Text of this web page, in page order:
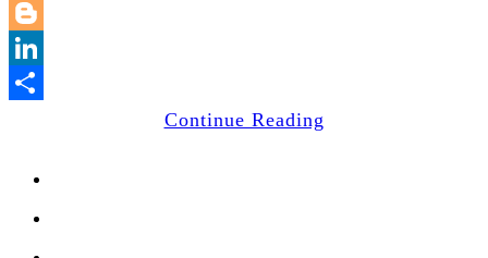
Share
Continue Reading